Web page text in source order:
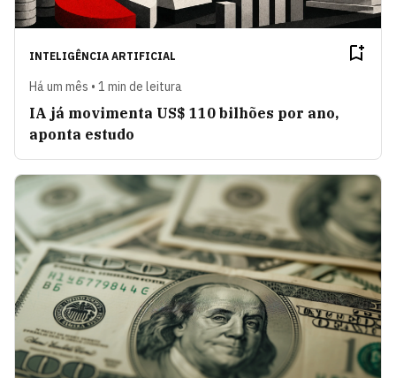
INTELIGÊNCIA ARTIFICIAL
Há um mês • 1 min de leitura
IA já movimenta US$ 110 bilhões por ano,
aponta estudo